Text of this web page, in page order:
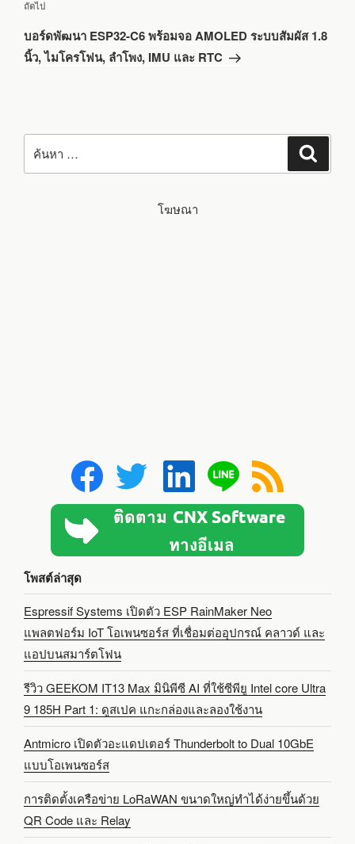
เรื่อง
ไป
ถัดไป
บอร์ดพัฒนา ESP32-C6 พร้อมจอ AMOLED ระบบสัมผัส 1.8
นิ้ว, ไมโครโฟน, ลำโพง, IMU และ RTC
ค้นหา:
โฆษณา
โพสต์ล่าสุด
Espressif Systems เปิดตัว ESP RainMaker Neo
แพลตฟอร์ม IoT โอเพนซอร์ส ที่เชื่อมต่ออุปกรณ์ คลาวด์ และ
แอปบนสมาร์ตโฟน
รีวิว GEEKOM IT13 Max มินิพีซี AI ที่ใช้ซีพียู Intel core Ultra
9 185H Part 1: ดูสเปค แกะกล่องและลองใช้งาน
Antmicro เปิดตัวอะแดปเตอร์ Thunderbolt to Dual 10GbE
แบบโอเพนซอร์ส
การติดตั้งเครือข่าย LoRaWAN ขนาดใหญ่ทำได้ง่ายขึ้นด้วย
QR Code และ Relay